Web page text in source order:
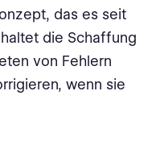
das es seit
die Schaffung
von Fehlern
wenn sie